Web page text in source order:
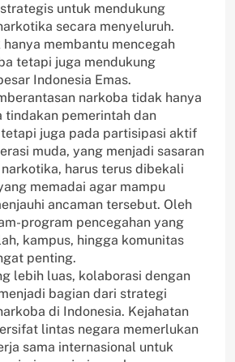
untuk mendukung
secara menyeluruh.
membantu mencegah
tetapi juga mendukung
Indonesia Emas.
narkoba tidak hanya
tindakan pemerintah dan
juga pada partisipasi aktif
muda, yang menjadi sasaran
harus terus dibekali
memadai agar mampu
ancaman tersebut. Oleh
program pencegahan yang
kampus, hingga komunitas
penting.
lebih luas, kolaborasi dengan
bagian dari strategi
di Indonesia. Kejahatan
lintas negara memerlukan
sama internasional untuk